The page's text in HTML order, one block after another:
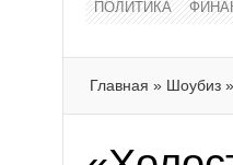
ПОЛИТИКА
Главная » Шоубиз »